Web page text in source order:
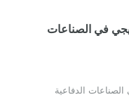
في الصناعات
الصناعات الدفاعية